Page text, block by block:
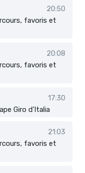
20:50
favoris et
20:08
favoris et
17:30
Giro d’Italia
21:03
favoris et